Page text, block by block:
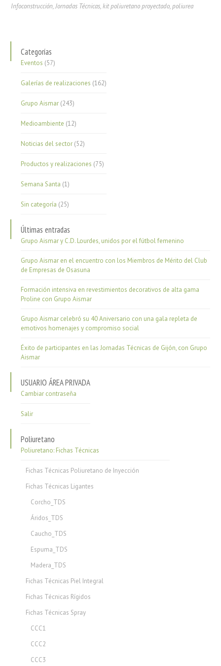
Infoconstrucción,Jornadas Técnicas,kit poliuretano proyectado,poliurea
Categorías
Eventos (57)
Galerías de realizaciones (162)
Grupo Aismar (243)
Medioambiente (12)
Noticias del sector (52)
Productos y realizaciones (75)
Semana Santa (1)
Sin categoría (25)
Últimas entradas
Grupo Aismar y C.D. Lourdes, unidos por el fútbol femenino
Grupo Aismar en el encuentro con los Miembros de Mérito del Club
de Empresas de Osasuna
Formación intensiva en revestimientos decorativos de alta gama
Proline con Grupo Aismar
Grupo Aismar celebró su 40 Aniversario con una gala repleta de
emotivos homenajes y compromiso social
Éxito de participantes en las Jornadas Técnicas de Gijón, con Grupo
Aismar
USUARIO ÁREA PRIVADA
Cambiar contraseña
Salir
Poliuretano
Poliuretano: Fichas Técnicas
Fichas Técnicas Poliuretano de Inyección
Fichas Técnicas Ligantes
Corcho_TDS
Áridos_TDS
Caucho_TDS
Espuma_TDS
Madera_TDS
Fichas Técnicas Piel Integral
Fichas Técnicas Rígidos
Fichas Técnicas Spray
CCC1
CCC2
CCC3